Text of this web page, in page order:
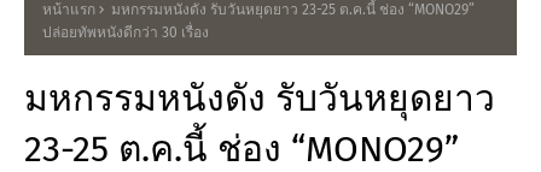
หน้าแรก
มหกรรมหนังดัง รับวันหยุดยาว 23-25 ต.ค.นี้ ช่อง “MONO29”
ปล่อยทัพหนังดีกว่า 30 เรื่อง
มหกรรมหนังดัง รับวันหยุดยาว
23-25 ต.ค.นี้ ช่อง “MONO29”